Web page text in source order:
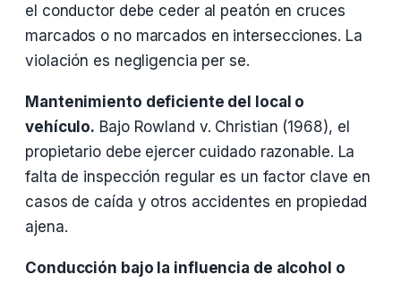
el conductor debe ceder al peatón en cruces
marcados o no marcados en intersecciones. La
violación es negligencia per se.
Mantenimiento deficiente del local o
vehículo. Bajo Rowland v. Christian (1968), el
propietario debe ejercer cuidado razonable. La
falta de inspección regular es un factor clave en
casos de caída y otros accidentes en propiedad
ajena.
Conducción bajo la influencia de alcohol o